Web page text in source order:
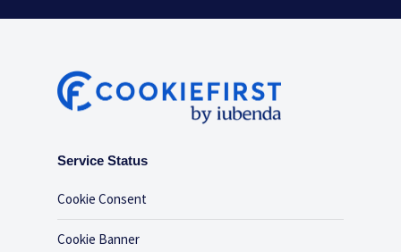
Service Status
Cookie Consent
Cookie Banner